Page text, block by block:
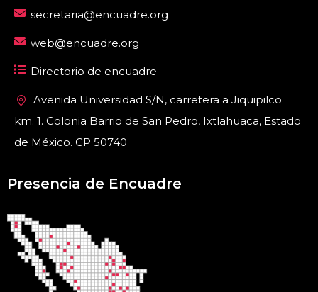
secretaria@encuadre.org
web@encuadre.org
Directorio de encuadre
Avenida Universidad S/N, carretera a Jiquipilco
km. 1. Colonia Barrio de San Pedro, Ixtlahuaca, Estado
de México. CP 50740
Presencia de Encuadre